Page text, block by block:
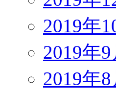
2019年
2019年
2019年